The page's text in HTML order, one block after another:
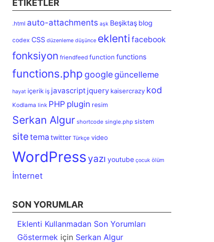
ETIKETLER
.html auto-attachments aşk Beşiktaş blog
codex CSS düzenleme düşünce eklenti facebook
fonksiyon friendfeed function functions
functions.php googlegüncelleme
hayat içerik iş javascript jquery kaisercrazy kod
Kodlama link PHP plugin resim
Serkan Algur shortcode single.php sistem
sitetema twitter Türkçe video
WordPressyazı youtube çocuk ölüm
İnternet
SON YORUMLAR
Eklenti Kullanmadan Son Yorumları
Göstermekiçin Serkan Algur